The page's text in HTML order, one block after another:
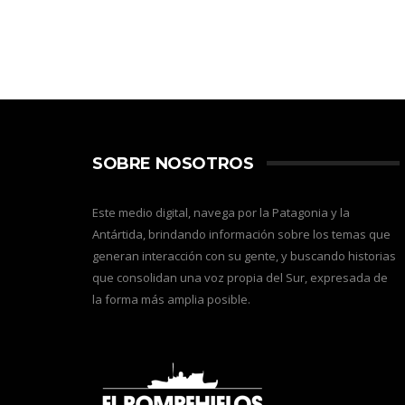
SOBRE NOSOTROS
Este medio digital, navega por la Patagonia y la
Antártida, brindando información sobre los temas que
generan interacción con su gente, y buscando historias
que consolidan una voz propia del Sur, expresada de
la forma más amplia posible.